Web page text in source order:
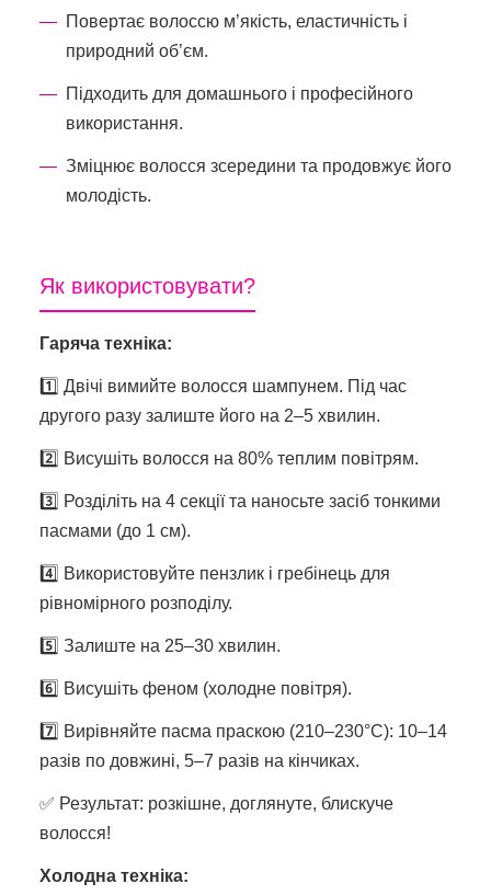
Повертає волоссю м’якість, еластичність і
природний об’єм.
Підходить для домашнього і професійного
використання.
Зміцнює волосся зсередини та продовжує його
молодість.
Як використовувати?
Гаряча техніка:
1️⃣ Двічі вимийте волосся шампунем. Під час
другого разу залиште його на 2–5 хвилин.
2️⃣ Висушіть волосся на 80% теплим повітрям.
3️⃣ Розділіть на 4 секції та наносьте засіб тонкими
пасмами (до 1 см).
4️⃣ Використовуйте пензлик і гребінець для
рівномірного розподілу.
5️⃣ Залиште на 25–30 хвилин.
6️⃣ Висушіть феном (холодне повітря).
7️⃣ Вирівняйте пасма праскою (210–230°C): 10–14
разів по довжині, 5–7 разів на кінчиках.
✅ Результат: розкішне, доглянуте, блискуче
волосся!
Холодна техніка: